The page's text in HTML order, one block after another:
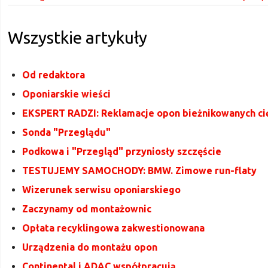
Wszystkie artykuły
Od redaktora
Oponiarskie wieści
EKSPERT RADZI: Reklamacje opon bieżnikowanych
Sonda "Przeglądu"
Podkowa i "Przegląd" przyniosły szczęście
TESTUJEMY SAMOCHODY: BMW. Zimowe run-flaty
Wizerunek serwisu oponiarskiego
Zaczynamy od montażownic
Opłata recyklingowa zakwestionowana
Urządzenia do montażu opon